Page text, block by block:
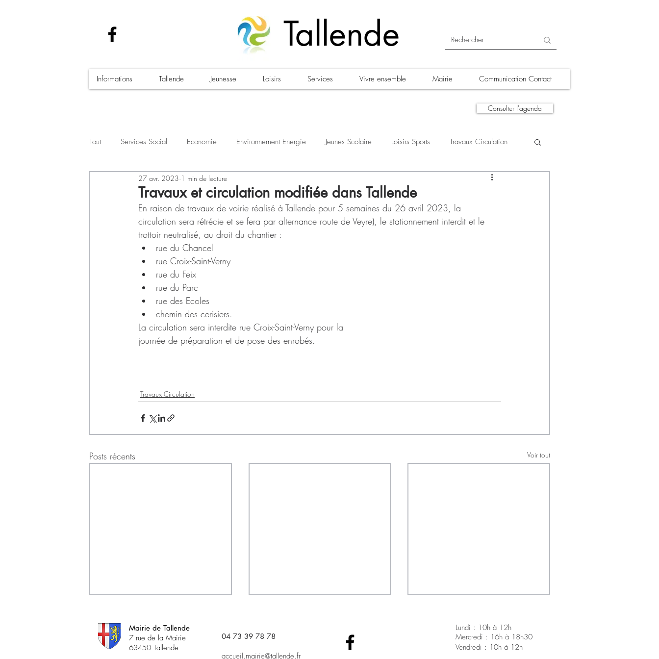
Tallende
Informations Tallende Jeunesse Loisirs Services Vivre ensemble Mairie Communication Contact
Consulter l'agenda
Tout Services Social Economie Environnement Energie Jeunes Scolaire Loisirs Sports Travaux Circulation
Santé - Covid-19 Culture Manifestations A la une
Travaux et circulation modifiée dans Tallende
27 avr. 2023 1 min de lecture
En raison de travaux de voirie réalisé à Tallende pour 5 semaines du 26 avril 2023, la
circulation sera rétrécie et se fera par alternance route de Veyre), le stationnement interdit et le
trottoir neutralisé, au droit du chantier :
rue du Chancel
rue Croix-Saint-Verny
rue du Feix
rue du Parc
rue des Ecoles
chemin des cerisiers.
La circulation sera interdite rue Croix-Saint-Verny pour la
journée de préparation et de pose des enrobés.
Travaux Circulation
Posts récents Voir tout
Mairie de Tallende
7 rue de la Mairie
63450 Tallende
04 73 39 78 78​
accueil.mairie@tallende.fr
Lundi : 10h à 12h
Mercredi : 16h à 18h30
Vendredi : 10h à 12h